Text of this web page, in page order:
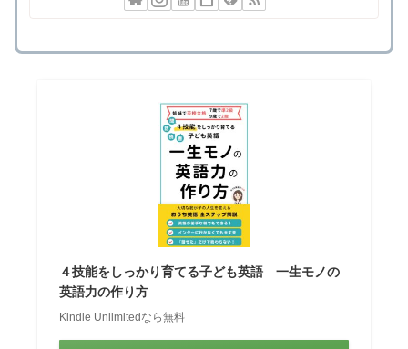
４技能をしっかり育てる子ども英語 一生モノの
英語力の作り方
Kindle Unlimitedなら無料